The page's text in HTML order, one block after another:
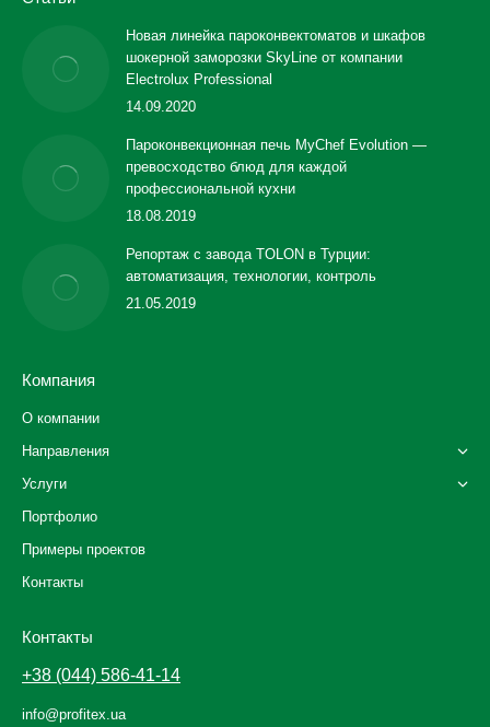
Новая линейка пароконвектоматов и шкафов
шокерной заморозки SkyLine от компании
Electrolux Professional
14.09.2020
Пароконвекционная печь MyChef Evolution —
превосходство блюд для каждой
профессиональной кухни
18.08.2019
Репортаж с завода TOLON в Турции:
автоматизация, технологии, контроль
21.05.2019
Компания
О компании
Направления
Услуги
Портфолио
Примеры проектов
Контакты
Контакты
+38 (044) 586-41-14
info@profitex.ua